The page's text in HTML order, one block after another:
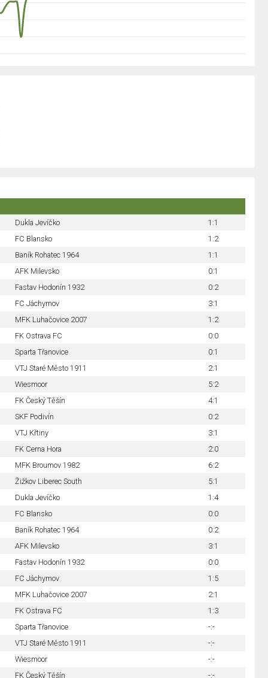
Dukla Jevíčko
1:1
FC Blansko
1:2
Baník Rohatec 1964
1:1
AFK Milevsko
0:1
Fastav Hodonín 1932
0:2
FC Jáchymov
3:1
MFK Luhačovice 2007
1:2
FK Ostrava FC
0:0
Sparta Třanovice
0:1
VTJ Staré Město 1911
2:1
Wiesmoor
5:2
FK Český Těšín
4:1
SKF Podivín
0:2
VTJ Křtiny
3:1
FK Cerna Hora
2:0
MFK Broumov 1982
6:2
Žižkov Liberec South
5:1
Dukla Jevíčko
1:4
FC Blansko
0:0
Baník Rohatec 1964
0:2
AFK Milevsko
3:1
Fastav Hodonín 1932
0:0
FC Jáchymov
1:5
MFK Luhačovice 2007
2:1
FK Ostrava FC
1:3
Sparta Třanovice
-:-
VTJ Staré Město 1911
-:-
Wiesmoor
-:-
FK Český Těšín -:-